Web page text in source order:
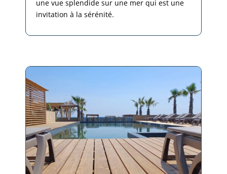
une vue splendide sur une mer qui est une
invitation à la sérénité.